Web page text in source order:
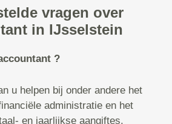
vragen over
in IJsselstein
?
u helpen bij onder andere het
administratie en het
en jaarlijkse aangiftes.